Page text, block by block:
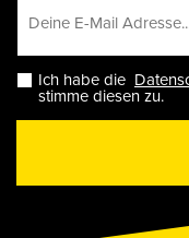
Ich habe die
stimme diesen zu.